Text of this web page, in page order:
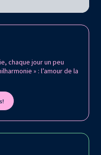
chaque jour un peu
» : l’amour de la